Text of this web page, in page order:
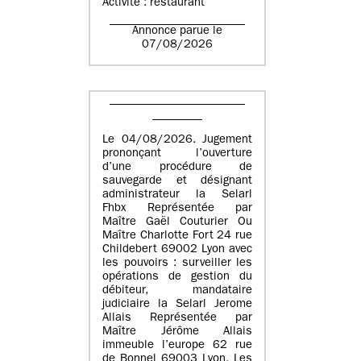
Activité : restaurant
Annonce parue le
07/08/2026
Le 04/08/2026. Jugement
prononçant l’ouverture
d’une procédure de
sauvegarde et désignant
administrateur la Selarl
Fhbx Représentée par
Maître Gaël Couturier Ou
Maître Charlotte Fort 24 rue
Childebert 69002 Lyon avec
les pouvoirs : surveiller les
opérations de gestion du
débiteur, mandataire
judiciaire la Selarl Jerome
Allais Représentée par
Maître Jérôme Allais
immeuble l’europe 62 rue